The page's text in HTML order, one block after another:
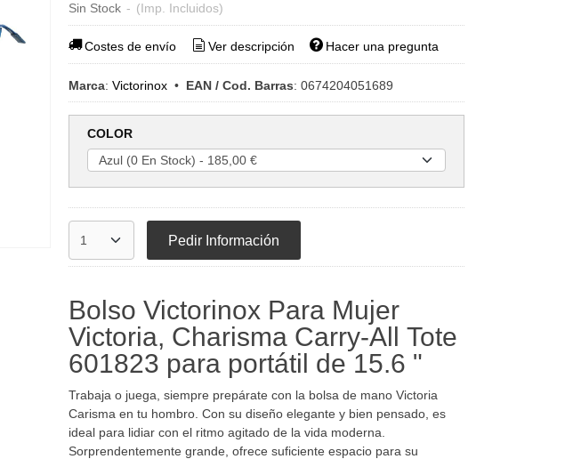
Sin Stock - (Imp. Incluidos)
Costes de envío Ver descripción Hacer una pregunta
Marca: Victorinox• EAN / Cod. Barras: 0674204051689
COLOR
Pedir Información
Bolso Victorinox Para Mujer
Victoria, Charisma Carry-All Tote
601823 para portátil de 15.6 "
Trabaja o juega, siempre prepárate con la bolsa de mano Victoria
Carisma en tu hombro. Con su diseño elegante y bien pensado, es
ideal para lidiar con el ritmo agitado de la vida moderna.
Sorprendentemente grande, ofrece suficiente espacio para su